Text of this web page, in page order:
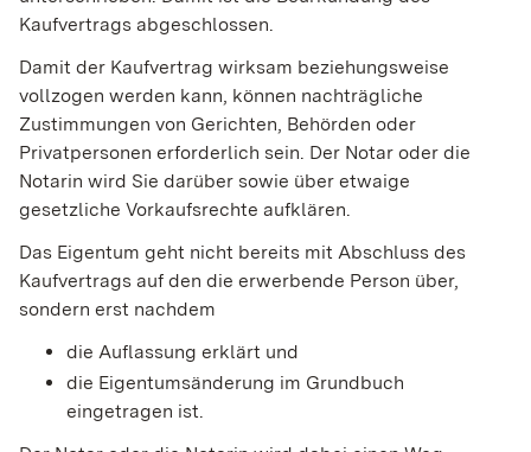
Kaufvertrags abgeschlossen.
Damit der Kaufvertrag wirksam beziehungsweise
vollzogen werden kann, können nachträgliche
Zustimmungen von Gerichten, Behörden oder
Privatpersonen erforderlich sein. Der Notar oder die
Notarin wird Sie darüber sowie über etwaige
gesetzliche Vorkaufsrechte aufklären.
Das Eigentum geht nicht bereits mit Abschluss des
Kaufvertrags auf den die erwerbende Person über,
sondern erst nachdem
die Auflassung erklärt und
die Eigentumsänderung im Grundbuch
eingetragen ist.